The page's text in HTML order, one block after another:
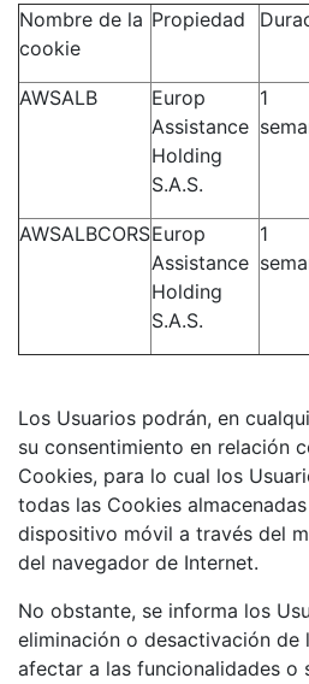
Nombre de la
cookie
Propiedad
AWSALB
Europ
Assistance
Holding
S.A.S.
1
AWSALBCORSEurop
Assistance
Holding
S.A.S.
1
Los Usuarios podrán, en
su consentimiento en relación
Cookies, para lo cual los
todas las Cookies
dispositivo móvil a través del
del navegador de Internet.
No obstante, se informa los
eliminación o desactivación de
afectar a las funcionalidades o